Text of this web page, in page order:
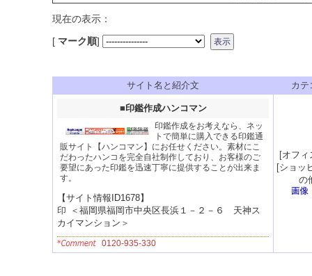
現在の表示：
[ マーク順]
サイト名と紹介文 カテ
■印鑑作成ハンコマン
印鑑作成をお考えなら、ネッ
トで簡単に購入できる印鑑通
販サイト【ハンコマン】にお任せください。素材にこ
だわったハンコを完全自社制作しており、お客様のご
要望にあった印鑑を迅速丁寧に提供することが出来ま
す。
【サイト情報ID1678】
＜ 福岡県福岡市中央区長浜１－２－６ 天神ス
カイマンション ＞
0120-935-330
[オフィ
[ショッ
の